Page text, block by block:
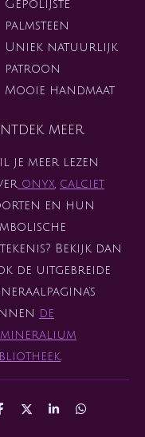
Gepolijste
palmsteen
Uniek natuurlijk
patroon
Mooie handmaat
meer
je meer lezen
onyx calciet
en hun
Bekijk dan
de uitgebreide
de
D
S
D